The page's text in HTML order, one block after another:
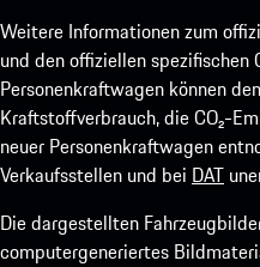
Weitere Informationen zum
und den offiziellen spezifischen
Personenkraftwagen können
Kraftstoffverbrauch, die CO₂-
neuer Personenkraftwagen
Verkaufsstellen und bei DAT
Die dargestellten
computergeneriertes